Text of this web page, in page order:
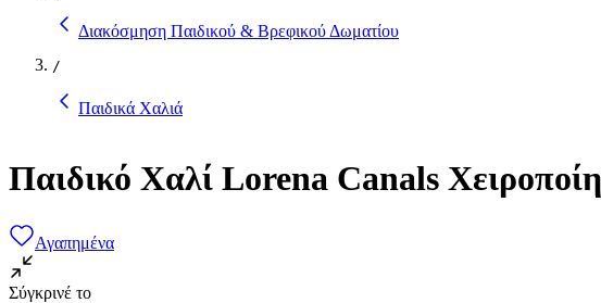
Διακόσμηση Παιδικού & Βρεφικού Δωματίου
/
Παιδικά Χαλιά
Παιδικό Χαλί Lorena Canals
Αγαπημένα
Σύγκρινέ το